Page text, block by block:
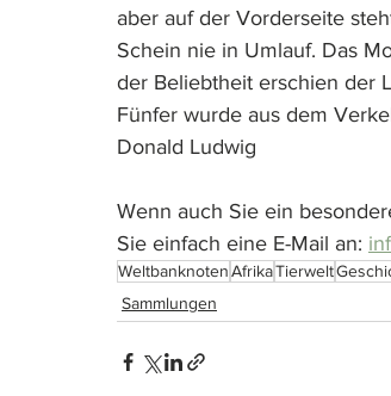
aber auf der Vorderseite
Schein nie in Umlauf. Das
der Beliebtheit erschien der
Fünfer wurde aus dem
Donald Ludwig
Wenn auch Sie ein
Sie einfach eine E-Mail an:
WeltbanknotenAfrikaTierwelt
Sammlungen